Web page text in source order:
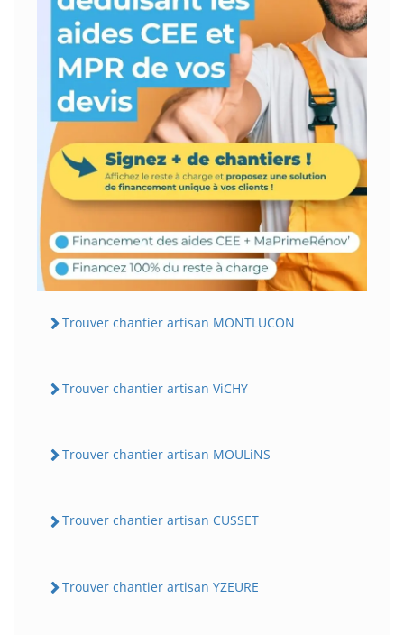
Trouver chantier artisan MONTLUCON
Trouver chantier artisan ViCHY
Trouver chantier artisan MOULiNS
Trouver chantier artisan CUSSET
Trouver chantier artisan YZEURE